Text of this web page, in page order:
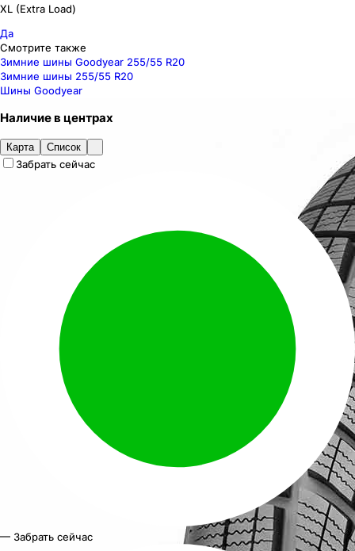
XL (Extra Load)
Да
Смотрите также
Зимние шины Goodyear 255/55 R20
Зимние шины 255/55 R20
Шины Goodyear
Наличиев центрах
Карта Список
Забрать сейчас
— Забрать сейчас